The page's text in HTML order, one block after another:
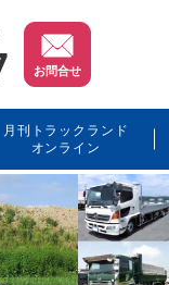
お問合せ
月刊トラックランド
オンライン